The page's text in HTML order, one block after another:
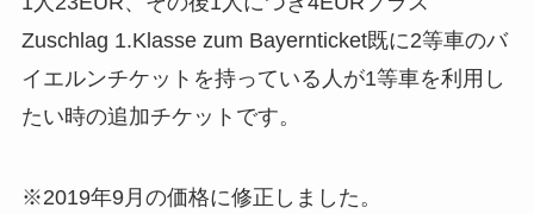
Zuschlag 1.Klasse zum Bayernticket既に2等車のバ
イエルンチケットを持っている人が1等車を利用し
たい時の追加チケットです。
※2019年9月の価格に修正しました。